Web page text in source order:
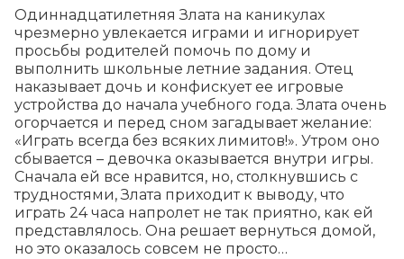
Одиннадцатилетняя Злата на каникулах
чрезмерно увлекается играми и игнорирует
просьбы родителей помочь по дому и
выполнить школьные летние задания. Отец
наказывает дочь и конфискует ее игровые
устройства до начала учебного года. Злата очень
огорчается и перед сном загадывает желание:
«Играть всегда без всяких лимитов!». Утром оно
сбывается – девочка оказывается внутри игры.
Сначала ей все нравится, но, столкнувшись с
трудностями, Злата приходит к выводу, что
играть 24 часа напролет не так приятно, как ей
представлялось. Она решает вернуться домой,
но это оказалось совсем не просто…